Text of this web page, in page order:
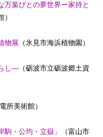
葉びとの夢世界ー家持と
）
物展 （氷見市海浜植物園）
し― （砺波市立砺波郷土資
所美術館）
・公均・立嶽」
（富山市